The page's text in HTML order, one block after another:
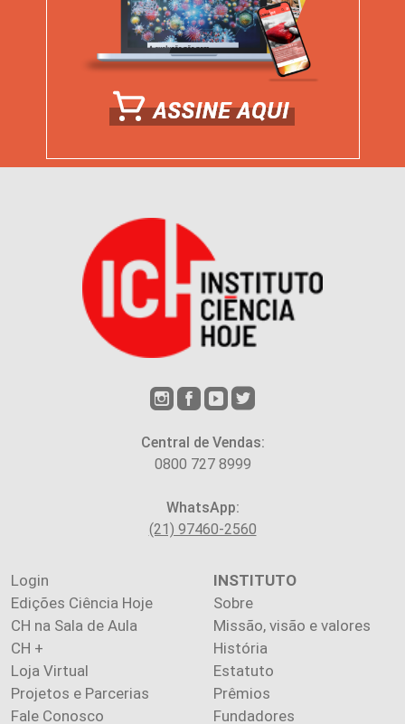
Central de Vendas:
0800 727 8999
WhatsApp:
(21) 97460-2560
Login
Edições Ciência Hoje
CH na Sala de Aula
CH +
Loja Virtual
Projetos e Parcerias
Fale Conosco
INSTITUTO
Sobre
Missão, visão e valores
História
Estatuto
Prêmios
Fundadores